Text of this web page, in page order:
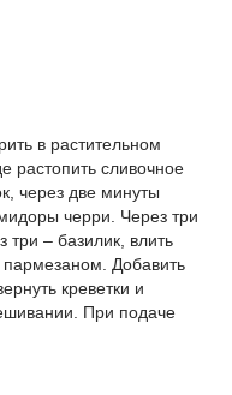
в растительном
растопить сливочное
через две минуты
черри. Через три
– базилик, влить
Добавить
креветки и
При подаче